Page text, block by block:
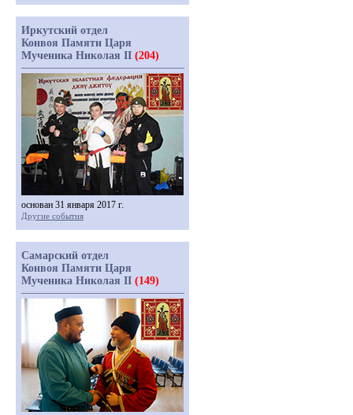
Иркутский отдел
Конвоя Памяти Царя
Мученика Николая II (204)
основан 31 января 2017 г.
Другие события
Самарский отдел
Конвоя Памяти Царя
Мученика Николая II (149)